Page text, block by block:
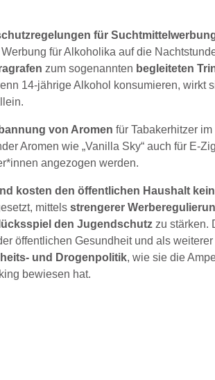
für
für Alkoholika auf die
zum sogenannten begleiteten
14-jährige Alkohol konsumieren, wirkt
von Aromen für Tabakerhitzer
Aromen wie „Vanilla Sky“ auch für E-
angezogen werden.
kosten den öffentlichen Haushalt kein
mittelsstrengerer
den Jugendschutz zu stärken.
öffentlichen Gesundheit und als
und Drogenpolitik, wie sie die
bewiesen hat.